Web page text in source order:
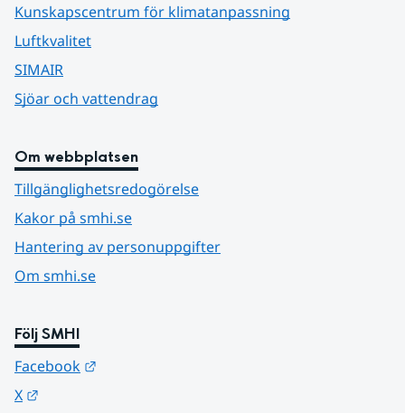
Kunskapscentrum för klimatanpassning
Luftkvalitet
SIMAIR
Sjöar och vattendrag
Om webbplatsen
Tillgänglighetsredogörelse
Kakor på smhi.se
Hantering av personuppgifter
Om smhi.se
Följ SMHI
Facebook
X